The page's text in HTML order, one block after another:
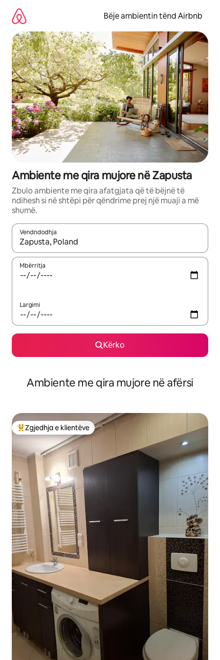
përmbajtja
Bëje ambientin tënd Airbnb
Ambiente me qira mujore në Zapusta
Zbulo ambiente me qira afatgjata që të bëjnë të
ndihesh si në shtëpi për qëndrime prej një muaji a më
shumë.
Vendndodhja
Kur rezultatet të jenë të disponueshme, lëviz me butonat e
Mbërritja
Largimi
Kërko
Ambiente me qira mujore në afërsi
Më të mirat e zgjedhjeve të klientëve
Zgjedhja e klientëve